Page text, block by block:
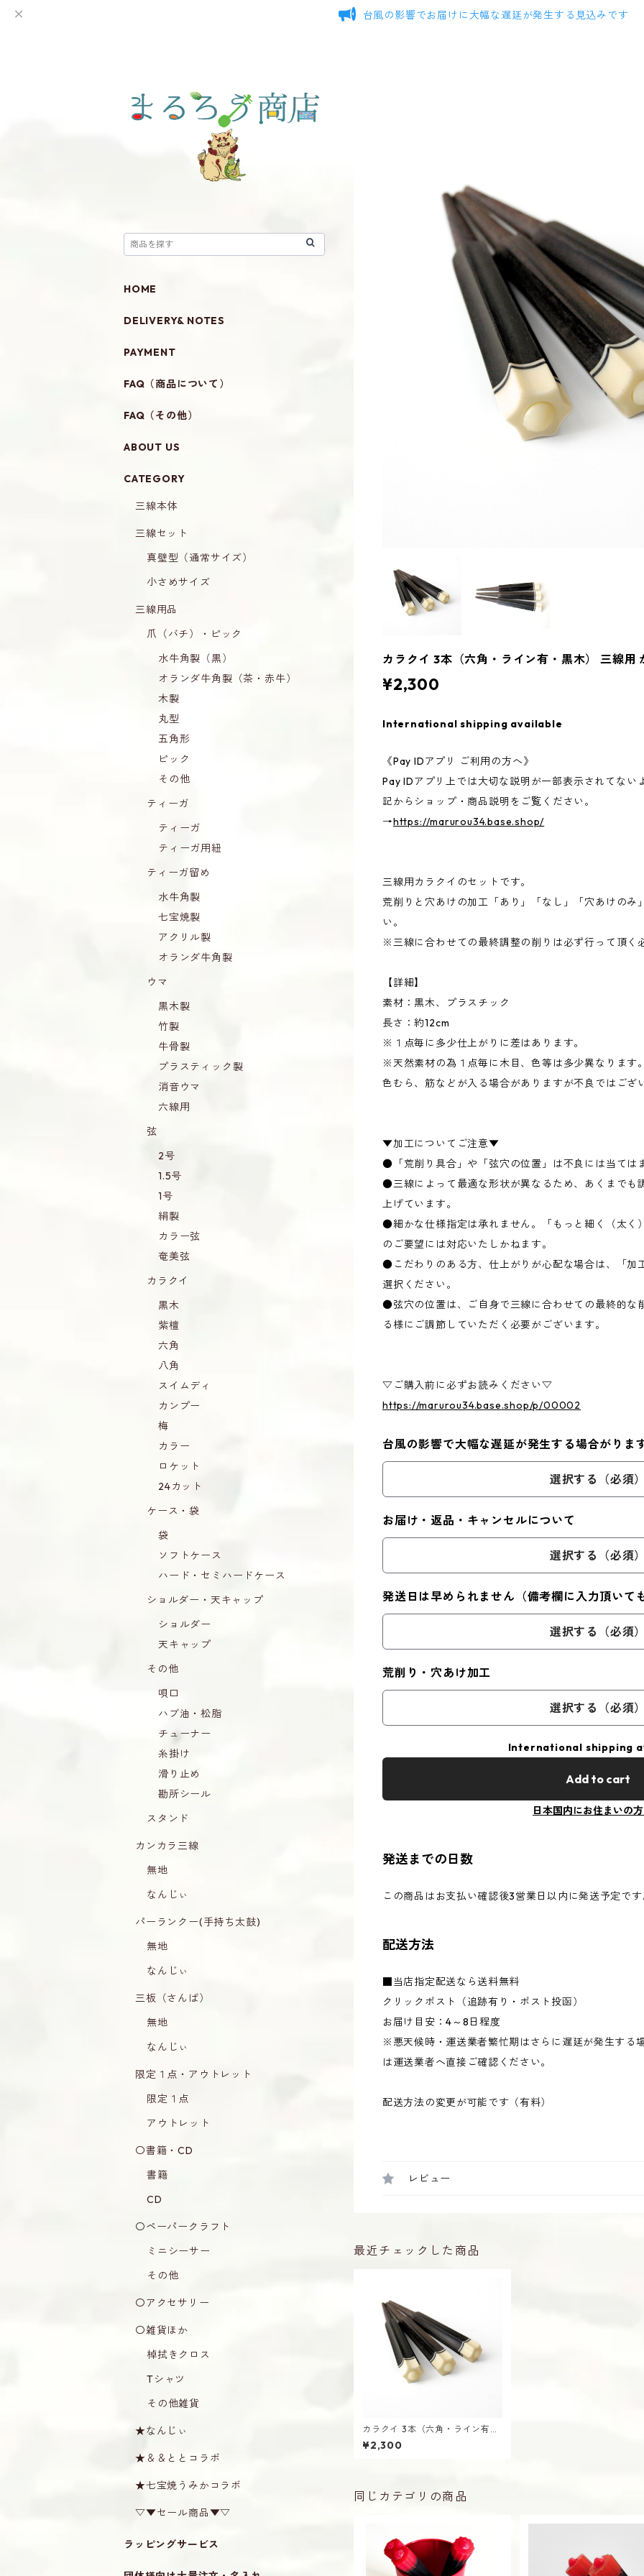
台風の影響でお届けに大幅な遅延が発生する見込みです
カラクイ 3本（六角・ライン有・黒木） 三線用
¥2,300
International shipping available
《Pay IDアプリ ご利用の方へ》
Pay IDアプリ上では大切な説明が一部表示されてない
記からショップ・商品説明をご覧ください。
→https://marurou34.base.shop/
三線用カラクイのセットです。
荒削りと穴あけの加工「あり」「なし」「穴あけのみ
い。
※三線に合わせての最終調整の削りは必ず行って頂く
【詳細】
素材：黒木、プラスチック
長さ：約12cm
※１点毎に多少仕上がりに差はあります。
※天然素材の為１点毎に木目、色等は多少異なります
色むら、筋などが入る場合がありますが不良ではござ
▼加工についてご注意▼
●「荒削り具合」や「弦穴の位置」は不良には当ては
●三線によって最適な形状が異なるため、あくまでも
上げています。
●細かな仕様指定は承れません。「もっと細く（太く
のご要望には対応いたしかねます。
●こだわりのある方、仕上がりが心配な場合は、「加
選択ください。
●弦穴の位置は、ご自身で三線に合わせての最終的な
る様にご調節していただく必要がございます。
▽ご購入前に必ずお読みください▽
https://marurou34.base.shop/p/00002
台風の影響で大幅な遅延が発生する場合がりま
選択する（必須）
お届け・返品・キャンセルについて
選択する（必須）
発送日は早められません（備考欄に入力頂いて
選択する（必須）
荒削り・穴あけ加工
選択する（必須）
International shipping
Add to cart
日本国内にお住まいの
発送までの日数
この商品はお支払い確認後3営業日以内に発送予定です
配送方法
■当店指定配送なら送料無料
クリックポスト（追跡有り・ポスト投函）
お届け目安：4～8日程度
※悪天候時・運送業者繁忙期はさらに遅延が発生する
は運送業者へ直接ご確認ください。
配送方法の変更が可能です（有料）
レビュー
最近チェックした商品
カラクイ 3本（六角・ライン有・
黒木） 三線用 からくい
¥2,300
同じカテゴリの商品
HOME
DELIVERY& NOTES
PAYMENT
FAQ（商品について）
FAQ（その他）
ABOUT US
CATEGORY
三線本体
三線セット
真壁型（通常サイズ）
小さめサイズ
三線用品
爪（バチ）・ピック
水牛角製（黒）
オランダ牛角製（茶・赤牛）
木製
丸型
五角形
ピック
その他
ティーガ
ティーガ
ティーガ用紐
ティーガ留め
水牛角製
七宝焼製
アクリル製
オランダ牛角製
ウマ
黒木製
竹製
牛骨製
プラスティック製
消音ウマ
六線用
弦
2号
1.5号
1号
絹製
カラー弦
奄美弦
カラクイ
黒木
紫檀
六角
八角
スイムディ
カンプー
梅
カラー
ロケット
24カット
ケース・袋
袋
ソフトケース
ハード・セミハードケース
ショルダー・天キャップ
ショルダー
天キャップ
その他
唄口
ハブ油・松脂
チューナー
糸掛け
滑り止め
勘所シール
スタンド
カンカラ三線
無地
なんじぃ
パーランクー(手持ち太鼓)
無地
なんじぃ
三板（さんば）
無地
なんじぃ
限定１点・アウトレット
限定１点
アウトレット
〇書籍・CD
書籍
CD
〇ペーパークラフト
ミニシーサー
その他
〇アクセサリー
〇雑貨ほか
棹拭きクロス
Tシャツ
その他雑貨
★なんじぃ
★＆＆ととコラボ
★七宝焼うみかコラボ
▽▼セール商品▼▽
ラッピングサービス